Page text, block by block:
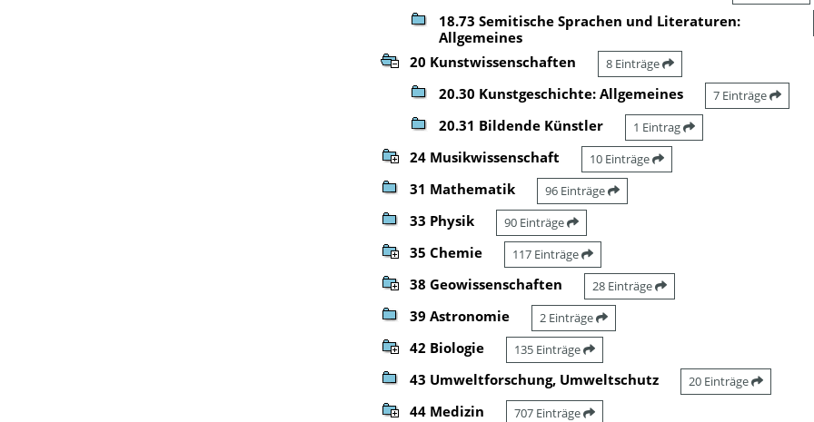
18.73 Semitische Sprachen und Literaturen:
Allgemeines
20 Kunstwissenschaften 8 Einträge
20.30 Kunstgeschichte: Allgemeines 7 Einträge
20.31 Bildende Künstler 1 Eintrag
24 Musikwissenschaft 10 Einträge
31 Mathematik 96 Einträge
33 Physik 90 Einträge
35 Chemie 117 Einträge
38 Geowissenschaften 28 Einträge
39 Astronomie 2 Einträge
42 Biologie 135 Einträge
43 Umweltforschung, Umweltschutz 20 Einträge
44 Medizin 707 Einträge